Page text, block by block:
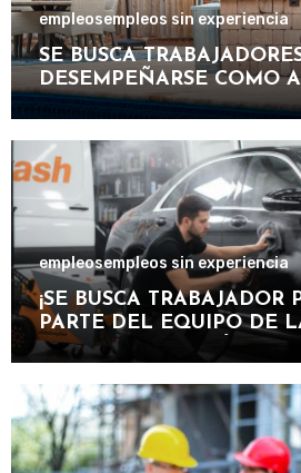
empleosempleos sin experiencia
SE BUSCA
DESEMPEÑARSE COMO
PISCINA EN
RECREATIVAS,
TURÍSTICAS.
empleosempleos sin experiencia
¡SE BUSCA TRABAJADOR
PARTE DEL EQUIPO DE
CUIDADO DE VEHÍCULOS
IMPORTANTE CENTRO
AUTOMOTRICES!